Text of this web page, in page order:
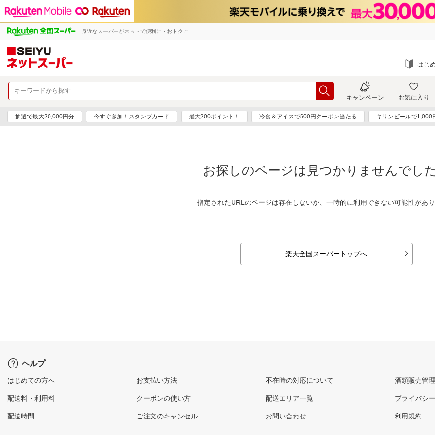
身近なスーパーがネットで便利に・おトクに
はじ
キャンペーン お気に入り
抽選で最大20,000円分 今すぐ参加！スタンプカード 最大200ポイント！ 冷食＆アイスで500円クーポン当たる キリンビールで1,000
お探しのページは見つかりませんでし
指定されたURLのページは存在しないか、一時的に利用できない可能性があ
楽天全国スーパートップへ
ヘルプ
はじめての方へ
配送料・利用料
配送時間
お支払い方法
クーポンの使い方
ご注文のキャンセル
不在時の対応について
配送エリア一覧
お問い合わせ
酒類販売管
プライバシ
利用規約